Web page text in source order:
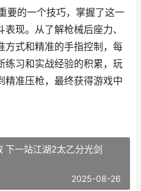
要的一个技巧，掌握了这一
现。从了解枪械后座力、
方式和精准的手指控制，每
练习和实战经验的积累，玩
精准压枪，最终获得游戏中
下一站江湖2太乙分光剑
2025-08-26